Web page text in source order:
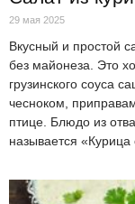
29 мая 2025
Вкусный и простой
без майонеза. Это
грузинского соуса
чесноком,
птице. Блюдо из
называется «Курица